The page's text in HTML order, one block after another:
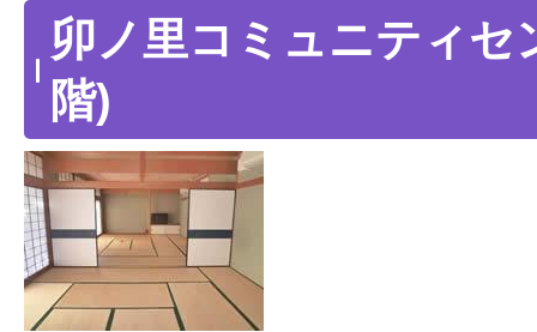
卯ノ里コミュニティセ
階)